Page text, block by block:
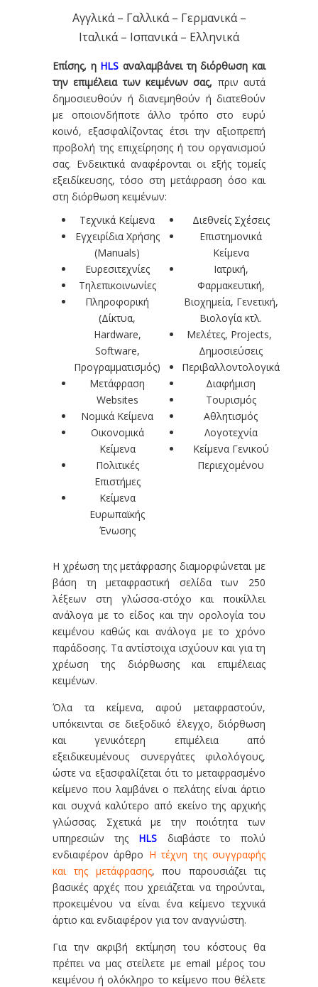
Αγγλικά – Γαλλικά – Γερμανικά –
Ιταλικά – Ισπανικά – Ελληνικά
Επίσης, η HLS αναλαμβάνει τη διόρθωση και
την επιμέλεια των κειμένων σας, πριν αυτά
δημοσιευθούν ή διανεμηθούν ή διατεθούν
με οποιονδήποτε άλλο τρόπο στο ευρύ
κοινό, εξασφαλίζοντας έτσι την αξιοπρεπή
προβολή της επιχείρησης ή του οργανισμού
σας. Ενδεικτικά αναφέρονται οι εξής τομείς
εξειδίκευσης, τόσο στη μετάφραση όσο και
στη διόρθωση κειμένων:
Τεχνικά Κείμενα
Εγχειρίδια Χρήσης
(Manuals)
Ευρεσιτεχνίες
Τηλεπικοινωνίες
Πληροφορική
(Δίκτυα,
Hardware,
Software,
Προγραμματισμός)
Μετάφραση
Websites
Νομικά Κείμενα
Οικονομικά
Κείμενα
Πολιτικές
Επιστήμες
Κείμενα
Ευρωπαϊκής
Ένωσης
Διεθνείς Σχέσεις
Επιστημονικά
Κείμενα
Ιατρική,
Φαρμακευτική,
Βιοχημεία, Γενετική,
Βιολογία κτλ.
Μελέτες, Projects,
Δημοσιεύσεις
Περιβαλλοντολογικά
Διαφήμιση
Τουρισμός
Αθλητισμός
Λογοτεχνία
Κείμενα Γενικού
Περιεχομένου
Η χρέωση της μετάφρασης διαμορφώνεται με
βάση τη μεταφραστική σελίδα των 250
λέξεων στη γλώσσα-στόχο και ποικίλλει
ανάλογα με το είδος και την ορολογία του
κειμένου καθώς και ανάλογα με το χρόνο
παράδοσης. Τα αντίστοιχα ισχύουν και για τη
χρέωση της διόρθωσης και επιμέλειας
κειμένων.
Όλα τα κείμενα, αφού μεταφραστούν,
υπόκεινται σε διεξοδικό έλεγχο, διόρθωση
και γενικότερη επιμέλεια από
εξειδικευμένους συνεργάτες φιλολόγους,
ώστε να εξασφαλίζεται ότι το μεταφρασμένο
κείμενο που λαμβάνει ο πελάτης είναι άρτιο
και συχνά καλύτερο από εκείνο της αρχικής
γλώσσας. Σχετικά με την ποιότητα των
υπηρεσιών της HLS
διαβάστε το πολύ
ενδιαφέρον άρθρο Η τέχνη της συγγραφής
και της μετάφρασης, που παρουσιάζει τις
βασικές αρχές που χρειάζεται να τηρούνται,
προκειμένου να είναι ένα κείμενο τεχνικά
άρτιο και ενδιαφέρον για τον αναγνώστη.
Για την ακριβή εκτίμηση του κόστους θα
πρέπει να μας στείλετε με email μέρος του
κειμένου ή ολόκληρο το κείμενο που θέλετε